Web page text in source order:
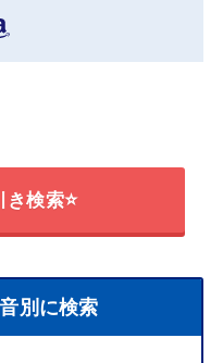
き検索⭐
別に検索